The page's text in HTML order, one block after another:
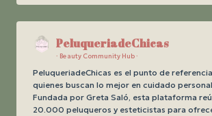
PeluqueriadeChicas
· Beauty Community Hub ·
PeluqueriadeChicas es el punto de
quienes buscan lo mejor en cuidado
Fundada por Greta Saló, esta plataforma
20.000 peluqueros y esteticistas para